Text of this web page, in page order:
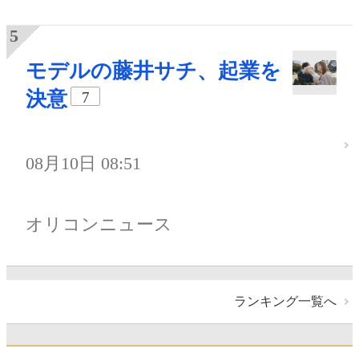
モデルの藤井サチ、起業を
決意
7
08月10日 08:51
オリコンニュース
ランキング一覧へ